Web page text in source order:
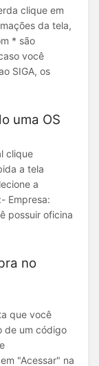
clique em
da tela,
* são
você
SIGA, os
uma OS
clique
a tela
a
Empresa:
possuir oficina
no
que você
de um código
"Acessar" na